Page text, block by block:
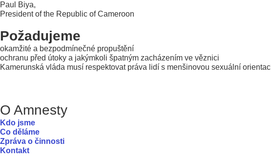
Paul Biya,
President of the Republic of Cameroon
Požadujeme
okamžité a bezpodmínečné propuštění
ochranu před útoky a jakýmkoli špatným zacházením ve věznici
Kamerunská vláda musí respektovat práva lidí s menšinovou sexuální
O Amnesty
Kdo jsme
Co děláme
Zpráva o činnosti
Kontakt